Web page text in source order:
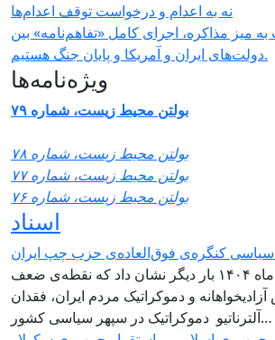
نه به اعدام و درخواست توقف اعدام‌ها
میز مذاکره، اجرای کامل «تفاهم‌نامه» بین
دولت‌های ایران و آمریکا و پایان جنگ هستیم.
ویژه‌نامه‌ها
بولتن محیط زیست، شماره ۷۹
بولتن محیط زیست، شماره ۷۸
بولتن محیط زیست، شماره ۷۷
بولتن محیط زیست، شماره ۷۶
اسناد
کنگره‌ی فوق‌العاده‌ی حزب چپ ایران
تجربه‌ی جنبش دی‌ماه ۱۴۰۴ بار دیگر نشان داد که نقطه‌ی ضعف
و دموکراتیک مردم ایران، فقدان
آلترناتیو دموکراتیک در سپهر سیاسی کشور…